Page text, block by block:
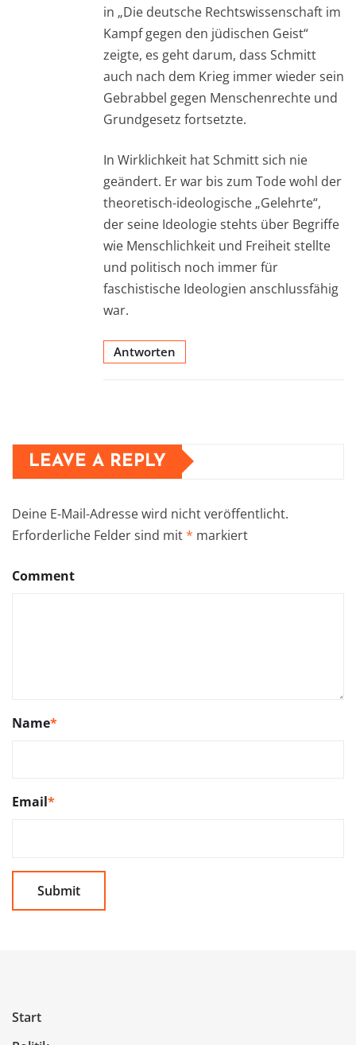
in „Die deutsche Rechtswissenschaft im
Kampf gegen den jüdischen Geist“
zeigte, es geht darum, dass Schmitt
auch nach dem Krieg immer wieder sein
Gebrabbel gegen Menschenrechte und
Grundgesetz fortsetzte.
In Wirklichkeit hat Schmitt sich nie
geändert. Er war bis zum Tode wohl der
theoretisch-ideologische „Gelehrte“,
der seine Ideologie stehts über Begriffe
wie Menschlichkeit und Freiheit stellte
und politisch noch immer für
faschistische Ideologien anschlussfähig
war.
Antworten
LEAVE A REPLY
Deine E-Mail-Adresse wird nicht veröffentlicht.
Erforderliche Felder sind mit* markiert
Comment
Name*
Email*
Start